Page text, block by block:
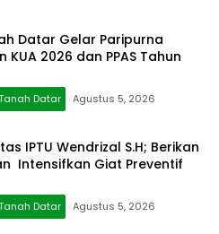
Datar Gelar Paripurna
KUA 2026 dan PPAS Tahun
Datar Agustus 5, 2026
IPTU Wendrizal S.H; Berikan
Intensifkan Giat Preventif
Datar Agustus 5, 2026